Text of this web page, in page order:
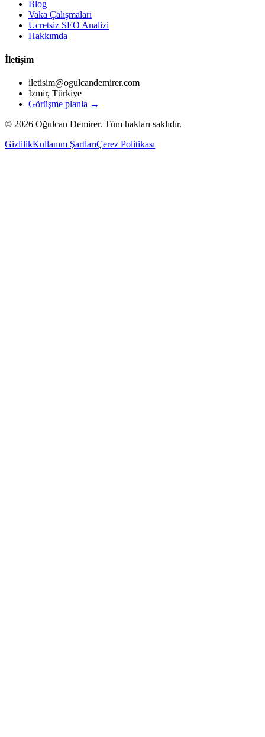
Blog
Vaka Çalışmaları
Ücretsiz SEO Analizi
Hakkımda
İletişim
iletisim@ogulcandemirer.com
İzmir, Türkiye
Görüşme planla →
© 2026 Oğulcan Demirer. Tüm hakları saklıdır.
GizlilikKullanım ŞartlarıÇerez Politikası